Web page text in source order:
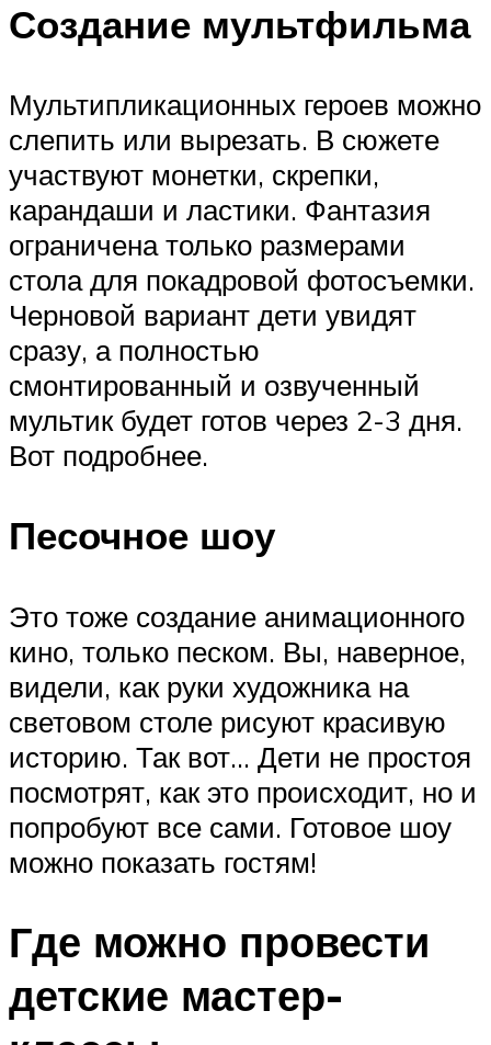
Создание мультфильма
Мультипликационных героев можно
слепить или вырезать. В сюжете
участвуют монетки, скрепки,
карандаши и ластики. Фантазия
ограничена только размерами
стола для покадровой фотосъемки.
Черновой вариант дети увидят
сразу, а полностью
смонтированный и озвученный
мультик будет готов через 2-3 дня.
Вот подробнее.
Песочное шоу
Это тоже создание анимационного
кино, только песком. Вы, наверное,
видели, как руки художника на
световом столе рисуют красивую
историю. Так вот… Дети не простоя
посмотрят, как это происходит, но и
попробуют все сами. Готовое шоу
можно показать гостям!
Где можно провести
детские мастер-